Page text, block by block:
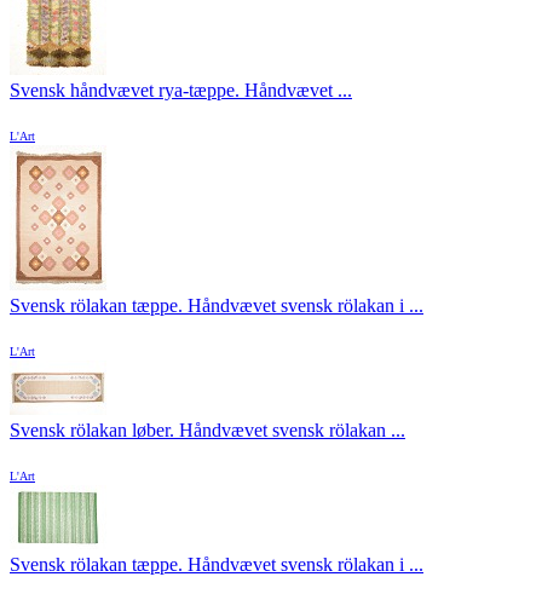
Svensk håndvævet rya-tæppe. Håndvævet ...
L'Art
Svensk rölakan tæppe. Håndvævet svensk rölakan i ...
L'Art
Svensk rölakan løber. Håndvævet svensk rölakan ...
L'Art
Svensk rölakan tæppe. Håndvævet svensk rölakan i ...